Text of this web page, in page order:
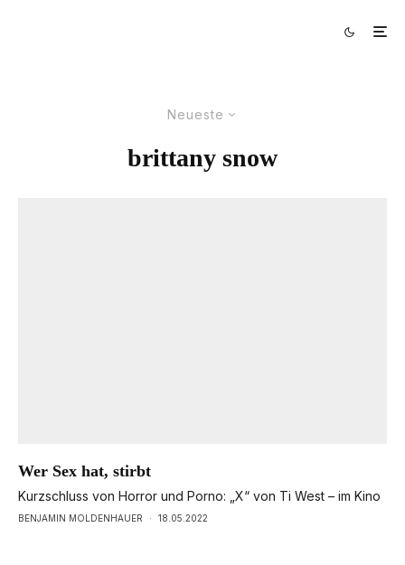
Neueste
brittany snow
Wer Sex hat, stirbt
Kurzschluss von Horror und Porno: „X“ von Ti West – im Kino
BENJAMIN MOLDENHAUER · 18.05.2022